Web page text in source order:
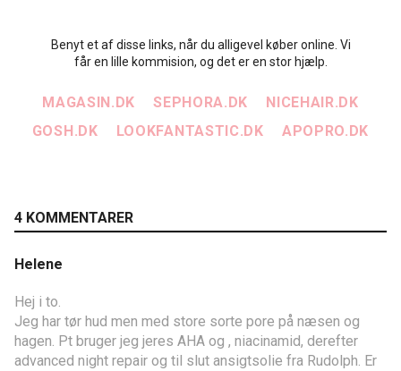
Benyt et af disse links, når du alligevel køber online. Vi
får en lille kommision, og det er en stor hjælp.
MAGASIN.DK SEPHORA.DK
NICEHAIR.DK
GOSH.DK
LOOKFANTASTIC.DK APOPRO.DK
4 KOMMENTARER
Helene
Hej i to.
Jeg har tør hud men med store sorte pore på næsen og
hagen. Pt bruger jeg jeres AHA og , niacinamid, derefter
advanced night repair og til slut ansigtsolie fra Rudolph. Er